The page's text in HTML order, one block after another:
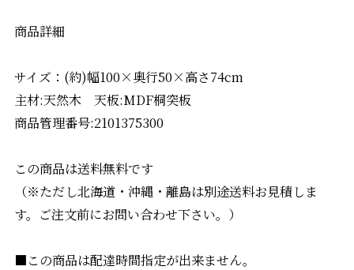
商品詳細
サイズ：(約)幅100×奥行50×高さ74cm
主材:天然木 天板:MDF桐突板
商品管理番号:2101375300
この商品は送料無料です
（※ただし北海道・沖縄・離島は別途送料お見積しま
す。ご注文前にお問い合わせ下さい。）
■この商品は配達時間指定が出来ません。